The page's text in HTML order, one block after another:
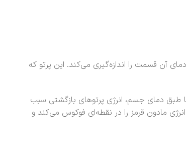
آن قسمت را اندازه‌گیری می‌کند. این پرتو که
طبق دمای جسم، انرژی پرتوهای بازگشتی سبب
مادون قرمز را در نقطه‌ای فوکوس می‌کند و